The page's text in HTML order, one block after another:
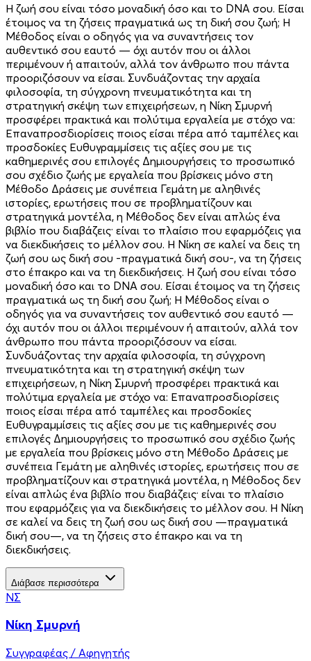
Η ζωή σου είναι τόσο μοναδική όσο και το DNA σου. Είσαι
έτοιμος να τη ζήσεις πραγματικά ως τη δική σου ζωή; Η
Μέθοδος είναι ο οδηγός για να συναντήσεις τον
αυθεντικό σου εαυτό — όχι αυτόν που οι άλλοι
περιμένουν ή απαιτούν, αλλά τον άνθρωπο που πάντα
προοριζόσουν να είσαι. Συνδυάζοντας την αρχαία
φιλοσοφία, τη σύγχρονη πνευματικότητα και τη
στρατηγική σκέψη των επιχειρήσεων, η Νίκη Σμυρνή
προσφέρει πρακτικά και πολύτιμα εργαλεία με στόχο να:
Επαναπροσδιορίσεις ποιος είσαι πέρα από ταμπέλες και
προσδοκίες Ευθυγραμμίσεις τις αξίες σου με τις
καθημερινές σου επιλογές Δημιουργήσεις το προσωπικό
σου σχέδιο ζωής με εργαλεία που βρίσκεις μόνο στη
Μέθοδο Δράσεις με συνέπεια Γεμάτη με αληθινές
ιστορίες, ερωτήσεις που σε προβληματίζουν και
στρατηγικά μοντέλα, η Μέθοδος δεν είναι απλώς ένα
βιβλίο που διαβάζεις· είναι το πλαίσιο που εφαρμόζεις για
να διεκδικήσεις το μέλλον σου. Η Νίκη σε καλεί να δεις τη
ζωή σου ως δική σου -πραγματικά δική σου-, να τη ζήσεις
στο έπακρο και να τη διεκδικήσεις. Η ζωή σου είναι τόσο
μοναδική όσο και το DNA σου. Είσαι έτοιμος να τη ζήσεις
πραγματικά ως τη δική σου ζωή; Η Μέθοδος είναι ο
οδηγός για να συναντήσεις τον αυθεντικό σου εαυτό —
όχι αυτόν που οι άλλοι περιμένουν ή απαιτούν, αλλά τον
άνθρωπο που πάντα προοριζόσουν να είσαι.
Συνδυάζοντας την αρχαία φιλοσοφία, τη σύγχρονη
πνευματικότητα και τη στρατηγική σκέψη των
επιχειρήσεων, η Νίκη Σμυρνή προσφέρει πρακτικά και
πολύτιμα εργαλεία με στόχο να: Επαναπροσδιορίσεις
ποιος είσαι πέρα από ταμπέλες και προσδοκίες
Ευθυγραμμίσεις τις αξίες σου με τις καθημερινές σου
επιλογές Δημιουργήσεις το προσωπικό σου σχέδιο ζωής
με εργαλεία που βρίσκεις μόνο στη Μέθοδο Δράσεις με
συνέπεια Γεμάτη με αληθινές ιστορίες, ερωτήσεις που σε
προβληματίζουν και στρατηγικά μοντέλα, η Μέθοδος δεν
είναι απλώς ένα βιβλίο που διαβάζεις· είναι το πλαίσιο
που εφαρμόζεις για να διεκδικήσεις το μέλλον σου. Η Νίκη
σε καλεί να δεις τη ζωή σου ως δική σου —πραγματικά
δική σου—, να τη ζήσεις στο έπακρο και να τη
διεκδικήσεις.
Διάβασε περισσότερα
ΝΣ
Νίκη Σμυρνή
Συγγραφέας / Αφηγητής